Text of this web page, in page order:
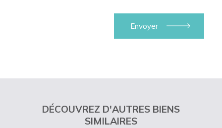
DÉCOUVREZ D'AUTRES BIENS
SIMILAIRES